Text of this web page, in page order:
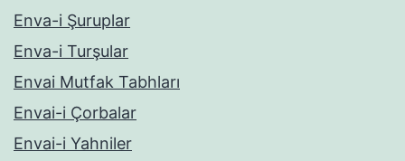
Enva-i Şuruplar
Enva-i Turşular
Envai Mutfak Tabhları
Envai-i Çorbalar
Envai-i Yahniler